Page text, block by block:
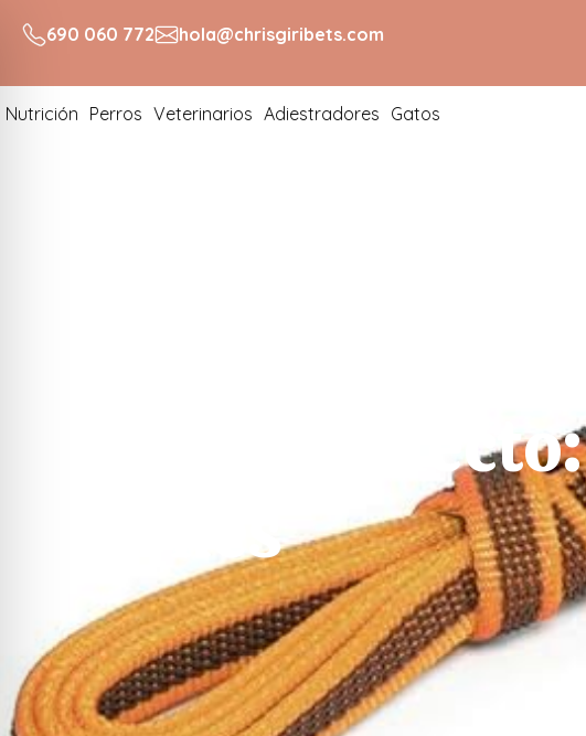
690 060 772 hola@chrisgiribets.com
Nutrición Perros Veterinarios Adiestradores Gatos
Accesorios
Paseo
Arnés